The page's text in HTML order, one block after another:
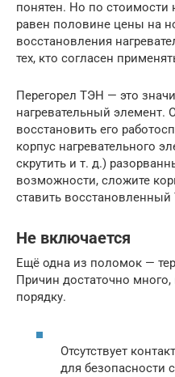
понятен. Но по
равен половине цены на
восстановления
тех, кто согласен
Перегорел ТЭН — это
нагревательный элемент.
восстановить его
корпус нагревательного
скрутить и т. д.)
возможности, сложите
ставить
Не включается
Ещё одна из поломок —
Причин достаточно много,
порядку.
Отсутствует
для безопасности